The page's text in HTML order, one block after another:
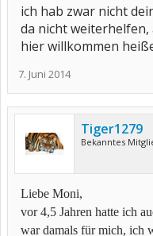
ich hab zwar nicht
da nicht
hier willkommen
7. Juni 2014
Tiger1279
Bekanntes
Liebe Moni,
vor 4,5 Jahren hatte ich
war damals für mich, ich